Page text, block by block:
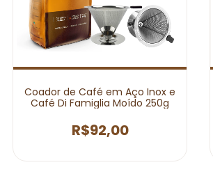
Coador de Café em Aço Inox e
Café Di Famiglia Moído 250g
R$92,00